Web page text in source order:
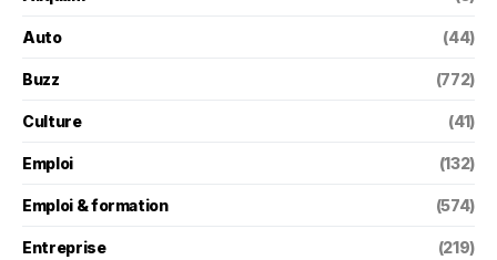
Auto (44)
Buzz (772)
Culture (41)
Emploi (132)
Emploi & formation (574)
Entreprise (219)